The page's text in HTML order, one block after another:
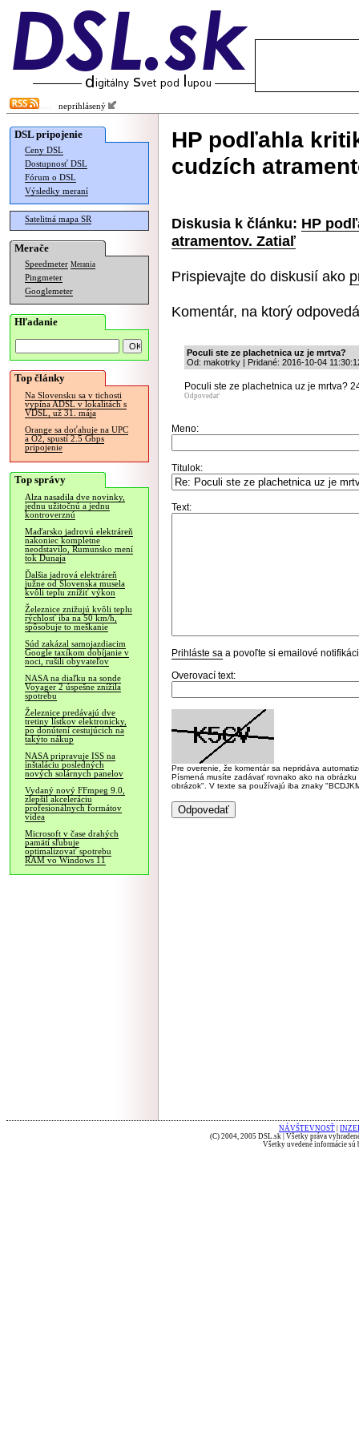
neprihlásený
DSL pripojenie
Ceny DSL
Dostupnosť DSL
Fórum o DSL
Výsledky meraní
Satelitná mapa SR
Merače
Speedmeter Merania
Pingmeter
Googlemeter
Hľadanie
Top články
Na Slovensku sa v tichosti
vypína ADSL v lokalitách s
VDSL, už 31. mája
Orange sa doťahuje na UPC
a O2, spustí 2.5 Gbps
pripojenie
Top správy
Alza nasadila dve novinky,
jednu užitočnú a jednu
kontroverznú
Maďarsko jadrovú elektráreň
nakoniec kompletne
neodstavilo, Rumunsko mení
tok Dunaja
Ďalšia jadrová elektráreň
južne od Slovenska musela
kvôli teplu znížiť výkon
Železnice znižujú kvôli teplu
rýchlosť iba na 50 km/h,
spôsobuje to meškanie
Súd zakázal samojazdiacim
Google taxíkom dobíjanie v
noci, rušili obyvateľov
NASA na diaľku na sonde
Voyager 2 úspešne znížila
spotrebu
Železnice predávajú dve
tretiny lístkov elektronicky,
po donútení cestujúcich na
takýto nákup
NASA pripravuje ISS na
inštaláciu posledných
nových solárnych panelov
Vydaný nový FFmpeg 9.0,
zlepšil akceleráciu
profesionálnych formátov
videa
Microsoft v čase drahých
pamätí sľubuje
optimalizovať spotrebu
RAM vo Windows 11
HP podľahla
cudzích
Diskusia k článku: HP
atramentov. Zatiaľ
Prispievajte do diskusií ako
Komentár, na ktorý
Poculi ste ze plachetnica uz je mrtva?
Od: makotrky | Pridané: 2016-10-04
Poculi ste ze plachetnica uz je mrtva?
Odpovedať
Meno:
Titulok:
Text:
Prihláste sa a povoľte si emailové
Overovací text:
Pre overenie, že komentár sa nepridáva
Písmená musíte zadávať rovnako ako na
obrázok". V texte sa používajú iba znaky
NÁVŠTEVNOSŤ
(C) 2004, 2005 DSL.sk | Všetky práva
Všetky uvedené informácie sú